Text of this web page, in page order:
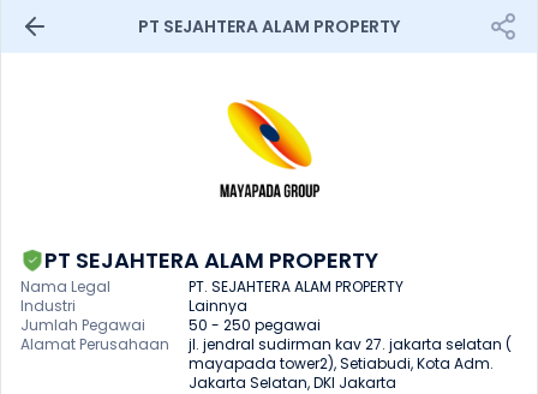
PT SEJAHTERA ALAM PROPERTY
PT SEJAHTERA ALAM PROPERTY
Nama Legal
PT. SEJAHTERA ALAM PROPERTY
Industri
Lainnya
Jumlah Pegawai
50 - 250 pegawai
Alamat Perusahaan
jl. jendral sudirman kav 27. jakarta selatan (
mayapada tower2), Setiabudi, Kota Adm.
Jakarta Selatan, DKI Jakarta